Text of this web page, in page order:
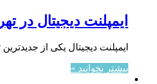
ایمپلنت دیجیتال در
ایمپلنت دیجیتال یکی از
بیشتر بخوانید »